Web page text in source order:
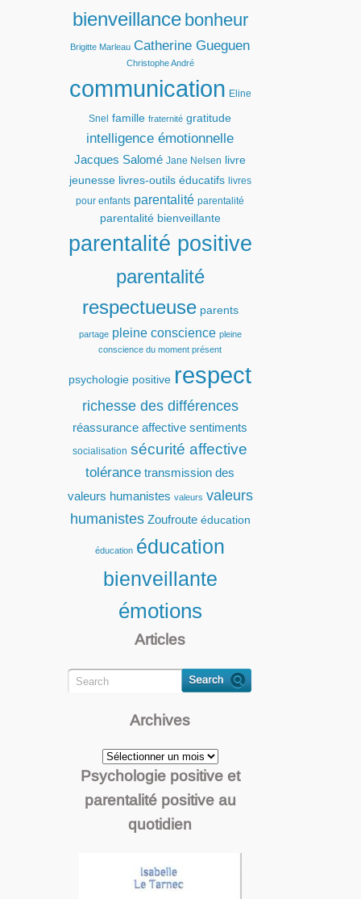
bienveillance bonheur
Brigitte Marleau Catherine Gueguen
Christophe André
communication Eline
Snel famille fraternité gratitude
intelligence émotionnelle
Jacques Salomé Jane Nelsen
livre
jeunesse livres-outils éducatifs livres
pour enfants parentalité parentalité
parentalité bienveillante
parentalité positive
parentalité
respectueuse parents
partage pleine conscience pleine
conscience du moment présent
psychologie positive respect
richesse des différences
réassurance affective sentiments
socialisation sécurité affective
tolérance transmission des
valeurs humanistes valeurs valeurs
humanistes Zoufroute éducation
éducation éducation
bienveillante
émotions
Articles
Archives
Archives
Psychologie positive et
parentalité positive au
quotidien